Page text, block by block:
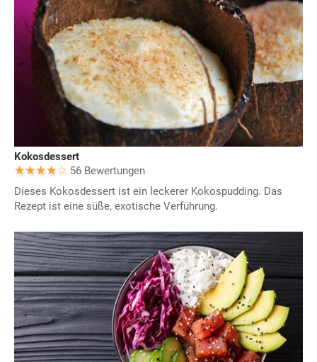
Kokosdessert
56 Bewertungen
Dieses Kokosdessert ist ein leckerer Kokospudding. Das
Rezept ist eine süße, exotische Verführung.